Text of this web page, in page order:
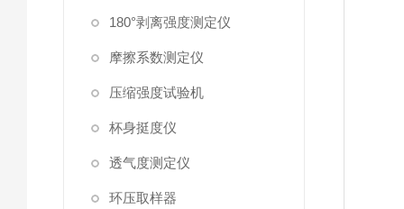
180°剥离强度测定仪
摩擦系数测定仪
压缩强度试验机
杯身挺度仪
透气度测定仪
环压取样器